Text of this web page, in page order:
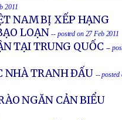
2011
NAM BỊ XẾP HẠNG
LOẠN -- posted on 27 Feb 2011
TẠI TRUNG QUỐC --
NHÀ TRANH ÐẤU -- posted
NGĂN CẢN BIỂU